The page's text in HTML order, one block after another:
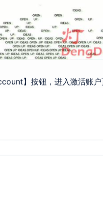
】按钮，进入激活账